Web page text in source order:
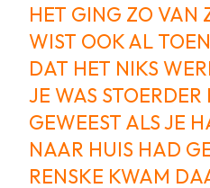
HET GING ZO VAN
WIST OOK AL
DAT HET NIKS
JE WAS
GEWEEST ALS JE
NAAR HUIS HAD
RENSKE KWAM